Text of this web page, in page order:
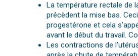
La température rectale de
précèdent la mise bas.
progestérone et cela
avant le début du travail.
Les contractions de